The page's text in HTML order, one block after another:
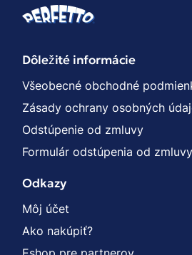
Dôležité informácie
Všeobecné obchodné
Zásady ochrany osobných
Odstúpenie od zmluvy
Formulár odstúpenia od zmluvy
Odkazy
Môj účet
Ako nakúpiť?